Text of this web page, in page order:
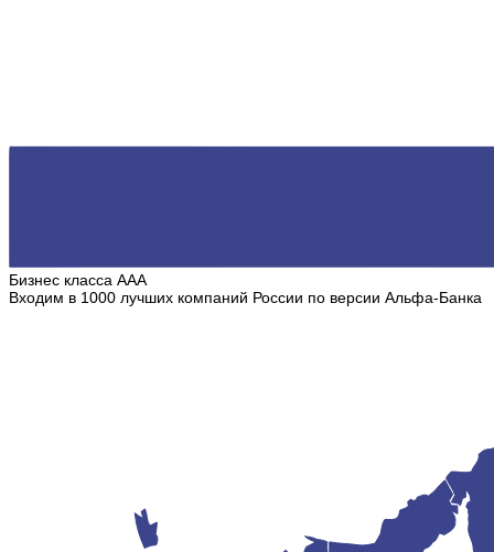
Бизнес класса ААА
Входим в 1000 лучших компаний России по версии Альфа-Банка